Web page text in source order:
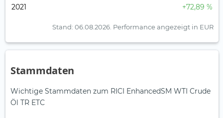
2021 +72,89 %
Stand: 06.08.2026. Performance angezeigt in EUR
Stammdaten
Wichtige Stammdaten zum RICI EnhancedSM WTI Crude
Öl TR ETC